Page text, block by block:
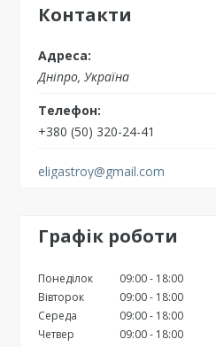
Контакти
Дніпро, Україна
+380 (50) 320-24-41
eligastroy@gmail.com
Графік роботи
Понеділок 09:00
18:00
Вівторок
09:00
18:00
Середа
09:00
18:00
Четвер
09:00
18:00